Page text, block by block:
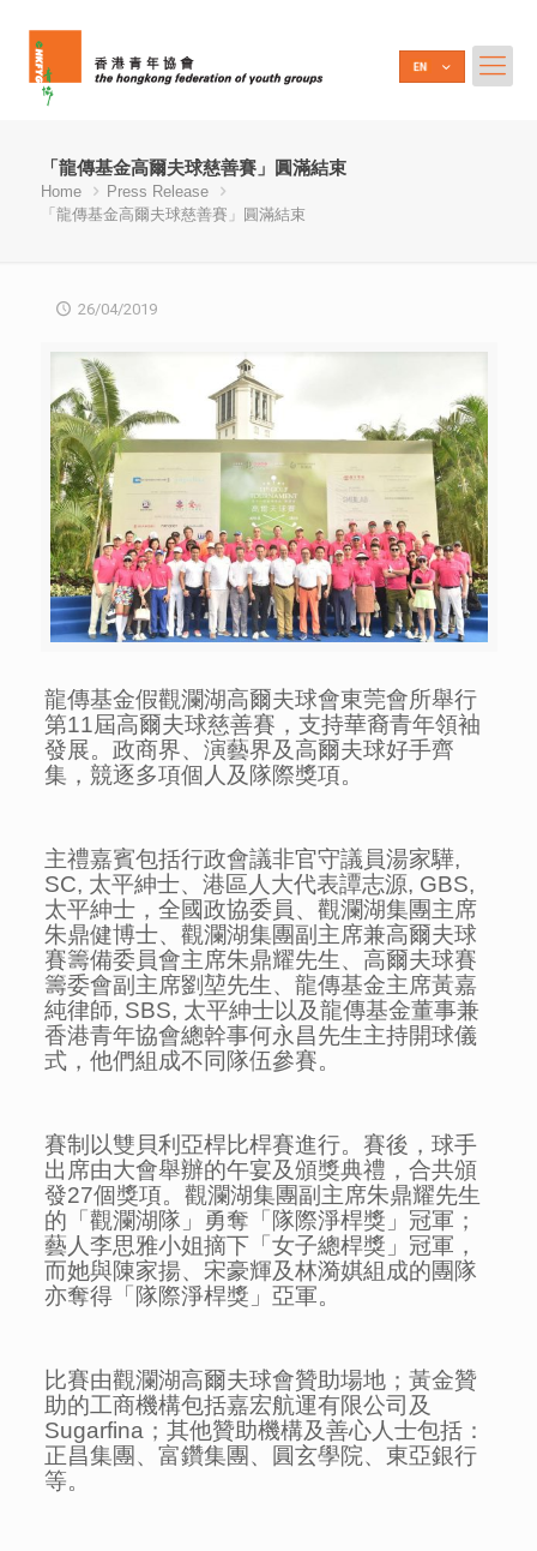
「龍傳基金高爾夫球慈善賽」圓滿結束
Home
Press Release
「龍傳基金高爾夫球慈善賽」圓滿結束
26/04/2019
龍傳基金假觀瀾湖高爾夫球會東莞會所舉行
第11屆高爾夫球慈善賽，支持華裔青年領袖
發展。政商界、演藝界及高爾夫球好手齊
集，競逐多項個人及隊際獎項。
主禮嘉賓包括行政會議非官守議員湯家驊,
SC, 太平紳士、港區人大代表譚志源, GBS,
太平紳士，全國政協委員、觀瀾湖集團主席
朱鼎健博士、觀瀾湖集團副主席兼高爾夫球
賽籌備委員會主席朱鼎耀先生、高爾夫球賽
籌委會副主席劉堃先生、龍傳基金主席黃嘉
純律師, SBS, 太平紳士以及龍傳基金董事兼
香港青年協會總幹事何永昌先生主持開球儀
式，他們組成不同隊伍參賽。
賽制以雙貝利亞桿比桿賽進行。賽後，球手
出席由大會舉辦的午宴及頒獎典禮，合共頒
發27個獎項。觀瀾湖集團副主席朱鼎耀先生
的「觀瀾湖隊」勇奪「隊際淨桿獎」冠軍；
藝人李思雅小姐摘下「女子總桿獎」冠軍，
而她與陳家揚、宋豪輝及林漪娸組成的團隊
亦奪得「隊際淨桿獎」亞軍。
比賽由觀瀾湖高爾夫球會贊助場地；黃金贊
助的工商機構包括嘉宏航運有限公司及
Sugarfina；其他贊助機構及善心人士包括：
正昌集團、富鑽集團、圓玄學院、東亞銀行
等。